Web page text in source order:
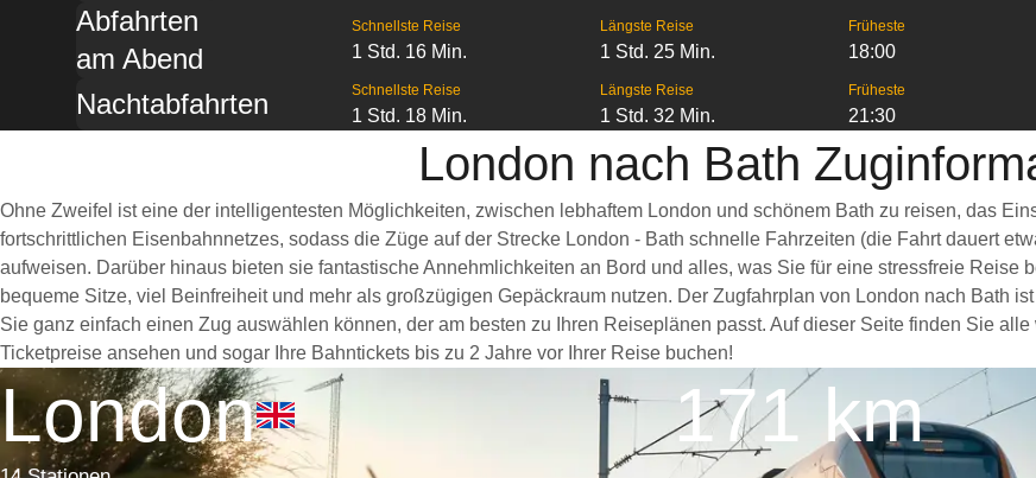
Abfahrten
am Abend
Schnellste Reise
1 Std. 16 Min.
Längste Reise
1 Std. 25 Min.
Früheste
18:00
Nachtabfahrten Schnellste Reise
1 Std. 18 Min.
Längste Reise
1 Std. 32 Min.
Früheste
21:30
London nach Bath
Ohne Zweifel ist eine der intelligentesten Möglichkeiten, zwischen lebhaftem London und schönem Bath zu reisen, das
fortschrittlichen Eisenbahnnetzes, sodass die Züge auf der Strecke London - Bath schnelle Fahrzeiten (die Fahrt dauert
aufweisen. Darüber hinaus bieten sie fantastische Annehmlichkeiten an Bord und alles, was Sie für eine stressfreie
bequeme Sitze, viel Beinfreiheit und mehr als großzügigen Gepäckraum nutzen. Der Zugfahrplan von London nach Bath
Sie ganz einfach einen Zug auswählen können, der am besten zu Ihren Reiseplänen passt. Auf dieser Seite finden Sie
Ticketpreise ansehen und sogar Ihre Bahntickets bis zu 2 Jahre vor Ihrer Reise buchen!
London 171 km